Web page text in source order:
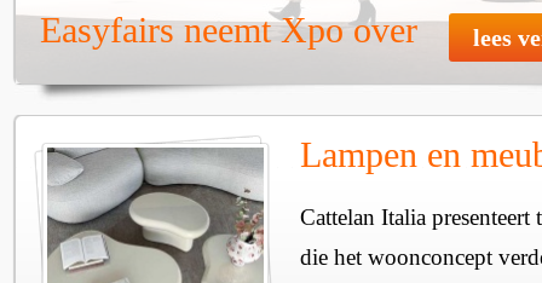
Easyfairs neemt Xpo over lees
Lampen en
Cattelan Italia
die het woonconcept